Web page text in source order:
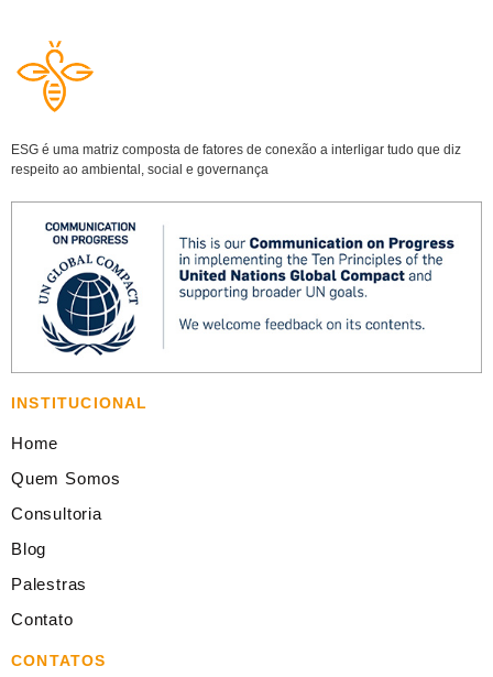
ESG é uma matriz composta de fatores de conexão a interligar tudo que diz
respeito ao ambiental, social e governança
INSTITUCIONAL
Home
Quem Somos
Consultoria
Blog
Palestras
Contato
CONTATOS